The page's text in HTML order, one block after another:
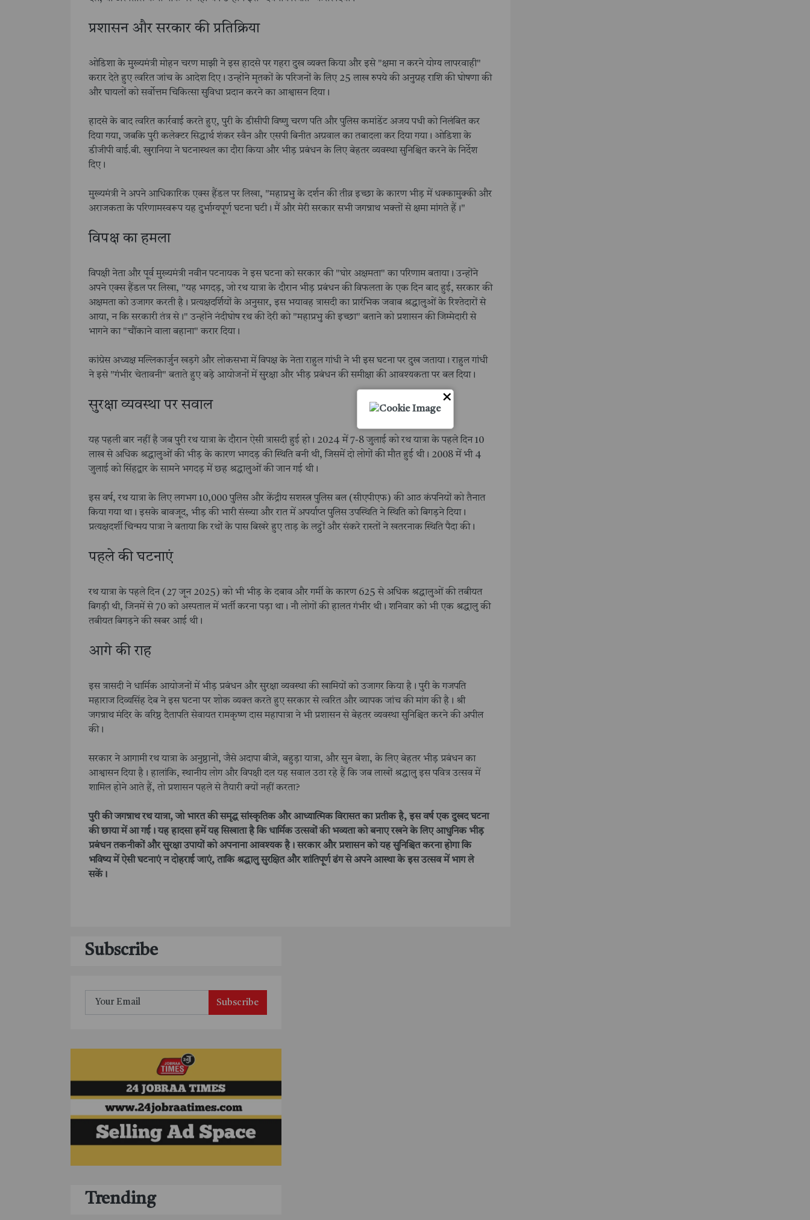
प्रशासन और सरकार की प्रतिक्रिया
ओडिशा के मुख्यमंत्री मोहन चरण माझी ने इस हादसे पर गहरा दुख व्यक्त किया और इसे "क्षमा न करने योग्य लापरवाही"
करार देते हुए त्वरित जांच के आदेश दिए। उन्होंने मृतकों के परिजनों के लिए 25 लाख रुपये की अनुग्रह राशि की घोषणा की
और घायलों को सर्वोत्तम चिकित्सा सुविधा प्रदान करने का आश्वासन दिया।
हादसे के बाद त्वरित कार्रवाई करते हुए, पुरी के डीसीपी विष्णु चरण पति और पुलिस कमांडेंट अजय पधी को निलंबित कर
दिया गया, जबकि पुरी कलेक्टर सिद्धार्थ शंकर स्वैन और एसपी बिनीत अग्रवाल का तबादला कर दिया गया। ओडिशा के
डीजीपी वाई.बी. खुरानिया ने घटनास्थल का दौरा किया और भीड़ प्रबंधन के लिए बेहतर व्यवस्था सुनिश्चित करने के निर्देश
दिए।
मुख्यमंत्री ने अपने आधिकारिक एक्स हैंडल पर लिखा, "महाप्रभु के दर्शन की तीव्र इच्छा के कारण भीड़ में धक्कामुक्की और
अराजकता के परिणामस्वरूप यह दुर्भाग्यपूर्ण घटना घटी। मैं और मेरी सरकार सभी जगन्नाथ भक्तों से क्षमा मांगते हैं।"
विपक्ष का हमला
विपक्षी नेता और पूर्व मुख्यमंत्री नवीन पटनायक ने इस घटना को सरकार की "घोर अक्षमता" का परिणाम बताया। उन्होंने
अपने एक्स हैंडल पर लिखा, "यह भगदड़, जो रथ यात्रा के दौरान भीड़ प्रबंधन की विफलता के एक दिन बाद हुई, सरकार की
अक्षमता को उजागर करती है। प्रत्यक्षदर्शियों के अनुसार, इस भयावह त्रासदी का प्रारंभिक जवाब श्रद्धालुओं के रिश्तेदारों से
आया, न कि सरकारी तंत्र से।" उन्होंने नंदीघोष रथ की देरी को "महाप्रभु की इच्छा" बताने को प्रशासन की जिम्मेदारी से
भागने का "चौंकाने वाला बहाना" करार दिया।
कांग्रेस अध्यक्ष मल्लिकार्जुन खड़गे और लोकसभा में विपक्ष के नेता राहुल गांधी ने भी इस घटना पर दुख जताया। राहुल गांधी
ने इसे "गंभीर चेतावनी" बताते हुए बड़े आयोजनों में सुरक्षा और भीड़ प्रबंधन की समीक्षा की आवश्यकता पर बल दिया।
सुरक्षा व्यवस्था पर सवाल
यह पहली बार नहीं है जब पुरी रथ यात्रा के दौरान ऐसी त्रासदी हुई हो। 2024 में 7-8 जुलाई को रथ यात्रा के पहले दिन 10
लाख से अधिक श्रद्धालुओं की भीड़ के कारण भगदड़ की स्थिति बनी थी, जिसमें दो लोगों की मौत हुई थी। 2008 में भी 4
जुलाई को सिंहद्वार के सामने भगदड़ में छह श्रद्धालुओं की जान गई थी।
इस वर्ष, रथ यात्रा के लिए लगभग 10,000 पुलिस और केंद्रीय सशस्त्र पुलिस बल (सीएपीएफ) की आठ कंपनियों को तैनात
किया गया था। इसके बावजूद, भीड़ की भारी संख्या और रात में अपर्याप्त पुलिस उपस्थिति ने स्थिति को बिगड़ने दिया।
प्रत्यक्षदर्शी चिन्मय पात्रा ने बताया कि रथों के पास बिखरे हुए ताड़ के लट्ठों और संकरे रास्तों ने खतरनाक स्थिति पैदा की।
पहले की घटनाएं
रथ यात्रा के पहले दिन (27 जून 2025) को भी भीड़ के दबाव और गर्मी के कारण 625 से अधिक श्रद्धालुओं की तबीयत
बिगड़ी थी, जिनमें से 70 को अस्पताल में भर्ती करना पड़ा था। नौ लोगों की हालत गंभीर थी। शनिवार को भी एक श्रद्धालु की
तबीयत बिगड़ने की खबर आई थी।
आगे की राह
इस त्रासदी ने धार्मिक आयोजनों में भीड़ प्रबंधन और सुरक्षा व्यवस्था की खामियों को उजागर किया है। पुरी के गजपति
महाराज दिव्यसिंह देब ने इस घटना पर शोक व्यक्त करते हुए सरकार से त्वरित और व्यापक जांच की मांग की है। श्री
जगन्नाथ मंदिर के वरिष्ठ दैतापति सेवायत रामकृष्ण दास महापात्रा ने भी प्रशासन से बेहतर व्यवस्था सुनिश्चित करने की अपील
की।
सरकार ने आगामी रथ यात्रा के अनुष्ठानों, जैसे अदापा बीजे, बहुड़ा यात्रा, और सुन बेशा, के लिए बेहतर भीड़ प्रबंधन का
आश्वासन दिया है। हालांकि, स्थानीय लोग और विपक्षी दल यह सवाल उठा रहे हैं कि जब लाखों श्रद्धालु इस पवित्र उत्सव में
शामिल होने आते हैं, तो प्रशासन पहले से तैयारी क्यों नहीं करता?
पुरी की जगन्नाथ रथ यात्रा, जो भारत की समृद्ध सांस्कृतिक और आध्यात्मिक विरासत का प्रतीक है, इस वर्ष एक दुखद घटना
की छाया में आ गई। यह हादसा हमें यह सिखाता है कि धार्मिक उत्सवों की भव्यता को बनाए रखने के लिए आधुनिक भीड़
प्रबंधन तकनीकों और सुरक्षा उपायों को अपनाना आवश्यक है। सरकार और प्रशासन को यह सुनिश्चित करना होगा कि
भविष्य में ऐसी घटनाएं न दोहराई जाएं, ताकि श्रद्धालु सुरक्षित और शांतिपूर्ण ढंग से अपने आस्था के इस उत्सव में भाग ले
सकें।
Subscribe
Subscribe
Trending
×